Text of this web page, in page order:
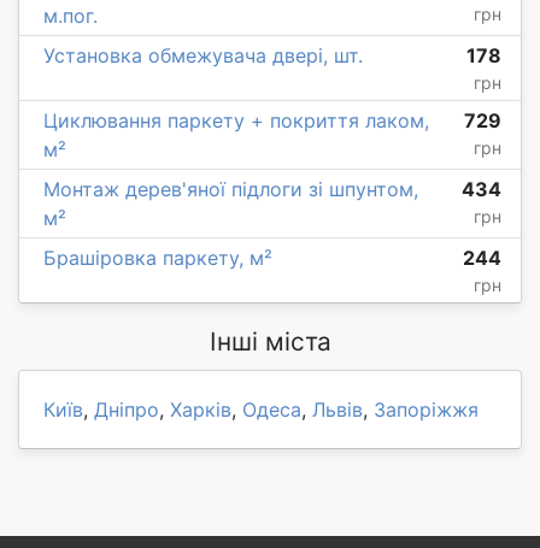
м.пог.
грн
Установка обмежувача двері, шт. 178
грн
Циклювання паркету + покриття лаком,
м²
729
грн
Монтаж дерев'яної підлоги зі шпунтом,
м²
434
грн
Брашіровка паркету, м² 244
грн
Інші міста
Київ, Дніпро, Харків, Одеса, Львів, Запоріжжя